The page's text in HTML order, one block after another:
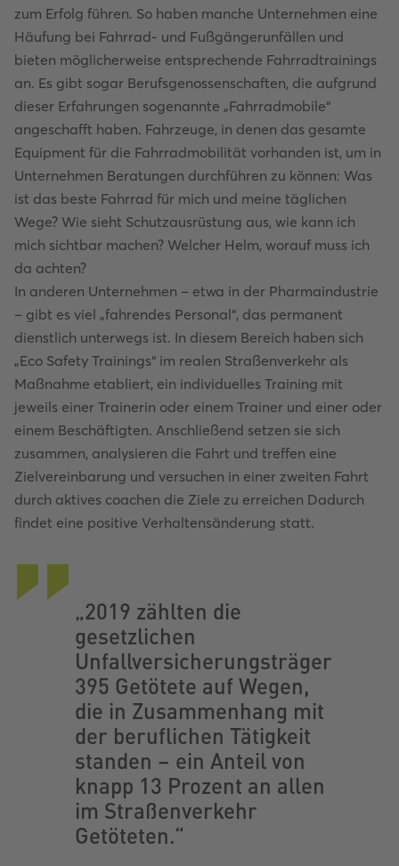
zum Erfolg führen. So haben manche Unternehmen eine
Häufung bei Fahrrad- und Fußgängerunfällen und
bieten möglicherweise entsprechende Fahrradtrainings
an. Es gibt sogar Berufsgenossenschaften, die aufgrund
dieser Erfahrungen sogenannte „Fahrradmobile“
angeschafft haben. Fahrzeuge, in denen das gesamte
Equipment für die Fahrradmobilität vorhanden ist, um in
Unternehmen Beratungen durchführen zu können: Was
ist das beste Fahrrad für mich und meine täglichen
Wege? Wie sieht Schutzausrüstung aus, wie kann ich
mich sichtbar machen? Welcher Helm, worauf muss ich
da achten?
In anderen Unternehmen – etwa in der Pharmaindustrie
– gibt es viel „fahrendes Personal“, das permanent
dienstlich unterwegs ist. In diesem Bereich haben sich
„Eco Safety Trainings“ im realen Straßenverkehr als
Maßnahme etabliert, ein individuelles Training mit
jeweils einer Trainerin oder einem Trainer und einer oder
einem Beschäftigten. Anschließend setzen sie sich
zusammen, analysieren die Fahrt und treffen eine
Zielvereinbarung und versuchen in einer zweiten Fahrt
durch aktives coachen die Ziele zu erreichen Dadurch
findet eine positive Verhaltensänderung statt.
„2019 zählten die
gesetzlichen
Unfallversicherungsträger
395 Getötete auf Wegen,
die in Zusammenhang mit
der beruflichen Tätigkeit
standen – ein Anteil von
knapp 13 Prozent an allen
im Straßenverkehr
Getöteten.“